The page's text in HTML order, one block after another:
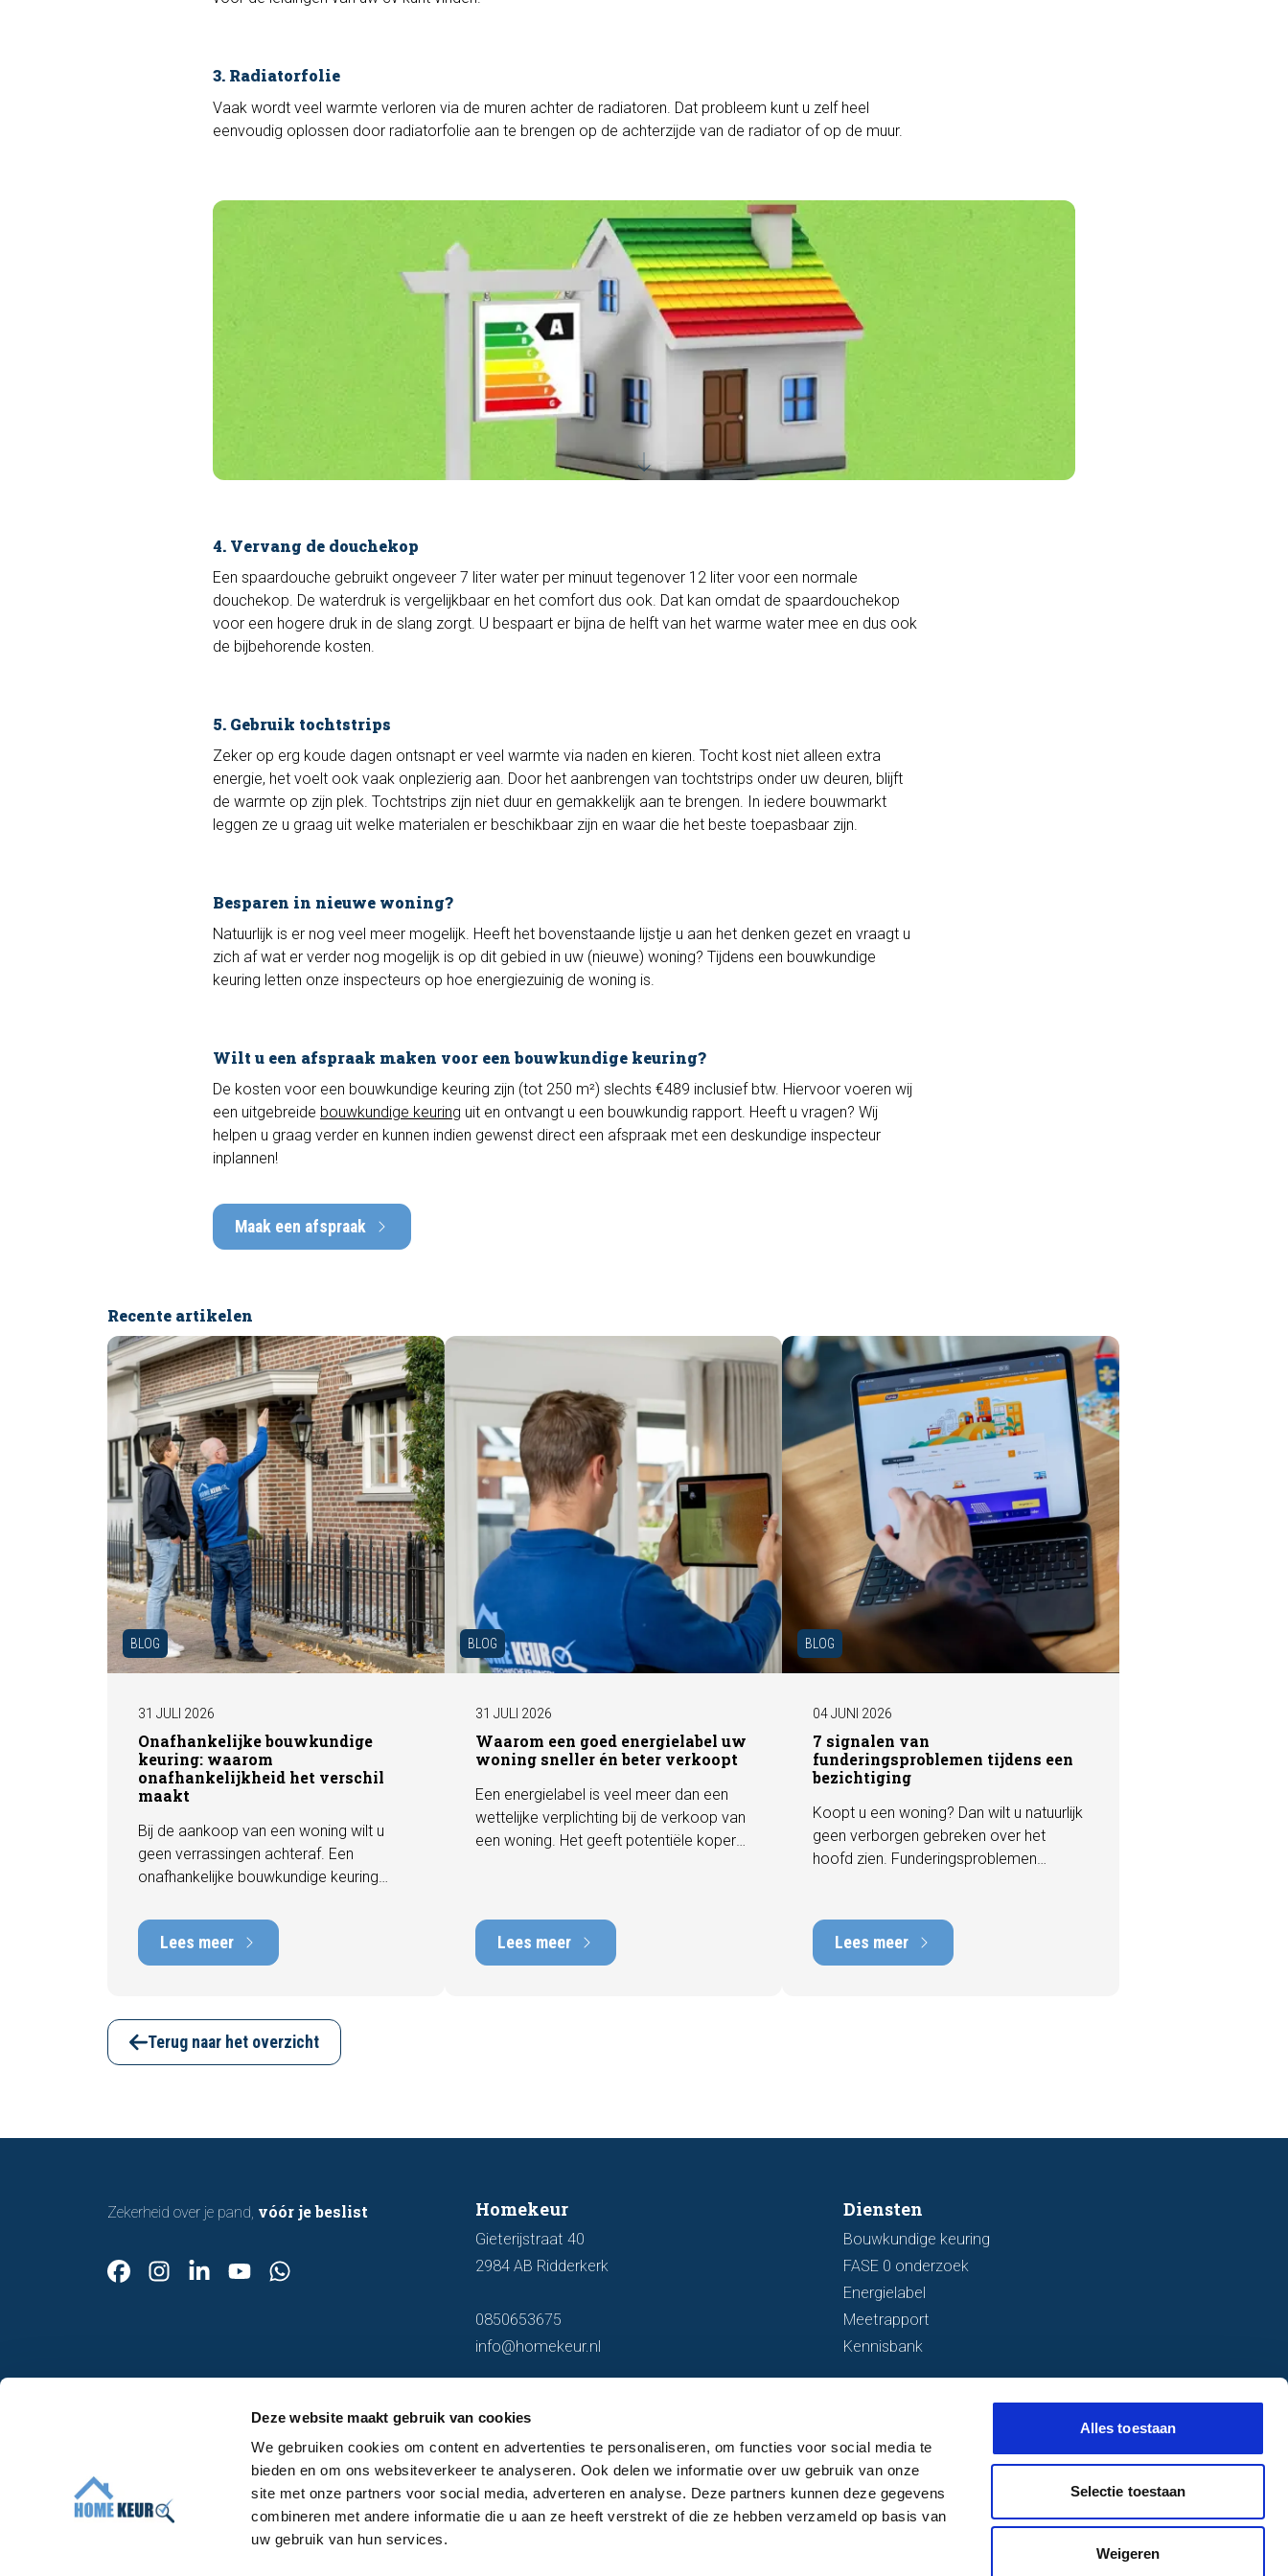
Deze website maakt gebruik van cookies
We gebruiken cookies om content en advertenties te personaliseren, om functies voor social media te
bieden en om ons websiteverkeer te analyseren. Ook delen we informatie over uw gebruik van onze
site met onze partners voor social media, adverteren en analyse. Deze partners kunnen deze gegevens
combineren met andere informatie die u aan ze heeft verstrekt of die ze hebben verzameld op basis van
uw gebruik van hun services.
Alles toestaan
Selectie toestaan
Weigeren
3. Radiatorfolie
Vaak wordt veel warmte verloren via de muren achter de radiatoren. Dat probleem kunt u zelf heel
eenvoudig oplossen door radiatorfolie aan te brengen op de achterzijde van de radiator of op de muur.
4. Vervang de douchekop
Een spaardouche gebruikt ongeveer 7 liter water per minuut tegenover 12 liter voor een normale
douchekop. De waterdruk is vergelijkbaar en het comfort dus ook. Dat kan omdat de spaardouchekop
voor een hogere druk in de slang zorgt. U bespaart er bijna de helft van het warme water mee en dus ook
de bijbehorende kosten.
5. Gebruik tochtstrips
Zeker op erg koude dagen ontsnapt er veel warmte via naden en kieren. Tocht kost niet alleen extra
energie, het voelt ook vaak onplezierig aan. Door het aanbrengen van tochtstrips onder uw deuren, blijft
de warmte op zijn plek. Tochtstrips zijn niet duur en gemakkelijk aan te brengen. In iedere bouwmarkt
leggen ze u graag uit welke materialen er beschikbaar zijn en waar die het beste toepasbaar zijn.
Besparen in nieuwe woning?
Natuurlijk is er nog veel meer mogelijk. Heeft het bovenstaande lijstje u aan het denken gezet en vraagt u
zich af wat er verder nog mogelijk is op dit gebied in uw (nieuwe) woning? Tijdens een bouwkundige
keuring letten onze inspecteurs op hoe energiezuinig de woning is.
Wilt u een afspraak maken voor een bouwkundige keuring?
De kosten voor een bouwkundige keuring zijn (tot 250 m²) slechts €489 inclusief btw. Hiervoor voeren wij
een uitgebreide bouwkundige keuring uit en ontvangt u een bouwkundig rapport. Heeft u vragen? Wij
helpen u graag verder en kunnen indien gewenst direct een afspraak met een deskundige inspecteur
inplannen!
Maak een afspraak
Recente artikelen
BLOG
31 JULI 2026
Onafhankelijke bouwkundige
keuring: waarom
onafhankelijkheid het verschil
maakt
Bij de aankoop van een woning wilt u
geen verrassingen achteraf. Een
onafhankelijke bouwkundige keuring
technische staat van de woning, inclusief
eventuele gebreken, onderhoudspunten
en te verwachten herstelkosten. In deze
zo belangrijk is en hoe een deskundige
bouwkundige inspectie u helpt om met
vertrouwen een woning te kopen of te
Lees meer
BLOG
31 JULI 2026
Waarom een goed energielabel uw
woning sneller én beter verkoopt
Een energielabel is veel meer dan een
wettelijke verplichting bij de verkoop van
een woning. Het geeft potentiële kopers
waarde. In deze blog leggen we uit
waarom een actueel energielabel
Lees meer
BLOG
04 JUNI 2026
7 signalen van
funderingsproblemen tijdens een
bezichtiging
Koopt u een woning? Dan wilt u natuurlijk
geen verborgen gebreken over het
hoofd zien. Funderingsproblemen
met herstelkosten die kunnen oplopen
tot tienduizenden euro's. Gelukkig zijn er
Lees meer
Terug naar het overzicht
Zekerheid over je pand, vóór je beslist Homekeur
Gieterijstraat 40
2984 AB Ridderkerk
0850653675
info@homekeur.nl
Diensten
Bouwkundige keuring
FASE 0 onderzoek
Energielabel
Meetrapport
Kennisbank
Werken bij
Algemene voorwaarden